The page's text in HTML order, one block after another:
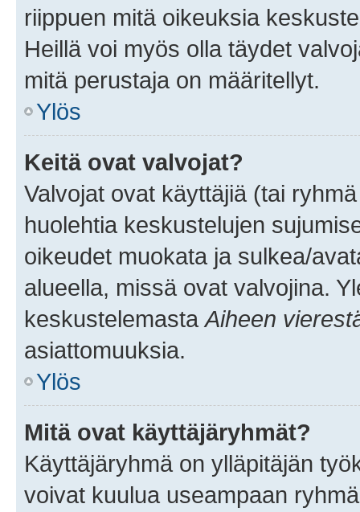
riippuen mitä oikeuksia
Heillä voi myös olla täydet
mitä perustaja on määritellyt.
Ylös
Keitä ovat valvojat?
Valvojat ovat käyttäjiä (tai
huolehtia keskustelujen
oikeudet muokata ja sulkea/
alueella, missä ovat valvojina.
keskustelemasta Aiheen
asiattomuuksia.
Ylös
Mitä ovat käyttäjäryhmät?
Käyttäjäryhmä on ylläpitäjän
voivat kuulua useampaan